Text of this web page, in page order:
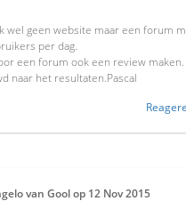
wel geen website maar een forum
per dag.
een forum ook een review maken.
naar het resultaten.Pascal
van Goolop 12 Nov 2015